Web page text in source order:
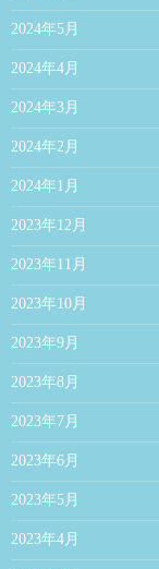
2024年5月
2024年4月
2024年3月
2024年2月
2024年1月
2023年12月
2023年11月
2023年10月
2023年9月
2023年8月
2023年7月
2023年6月
2023年5月
2023年4月